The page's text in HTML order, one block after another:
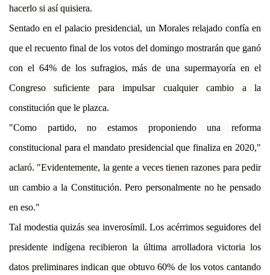
hacerlo si así quisiera.
Sentado en el palacio presidencial, un Morales relajado confía en
que el recuento final de los votos del domingo mostrarán que ganó
con el 64% de los sufragios, más de una supermayoría en el
Congreso suficiente para impulsar cualquier cambio a la
constitución que le plazca.
"Como partido, no estamos proponiendo una reforma
constitucional para el mandato presidencial que finaliza en 2020,"
aclaró. "Evidentemente, la gente a veces tienen razones para pedir
un cambio a la Constitución. Pero personalmente no he pensado
en eso."
Tal modestia quizás sea inverosímil. Los acérrimos seguidores del
presidente indígena recibieron la última arrolladora victoria los
datos preliminares indican que obtuvo 60% de los votos cantando